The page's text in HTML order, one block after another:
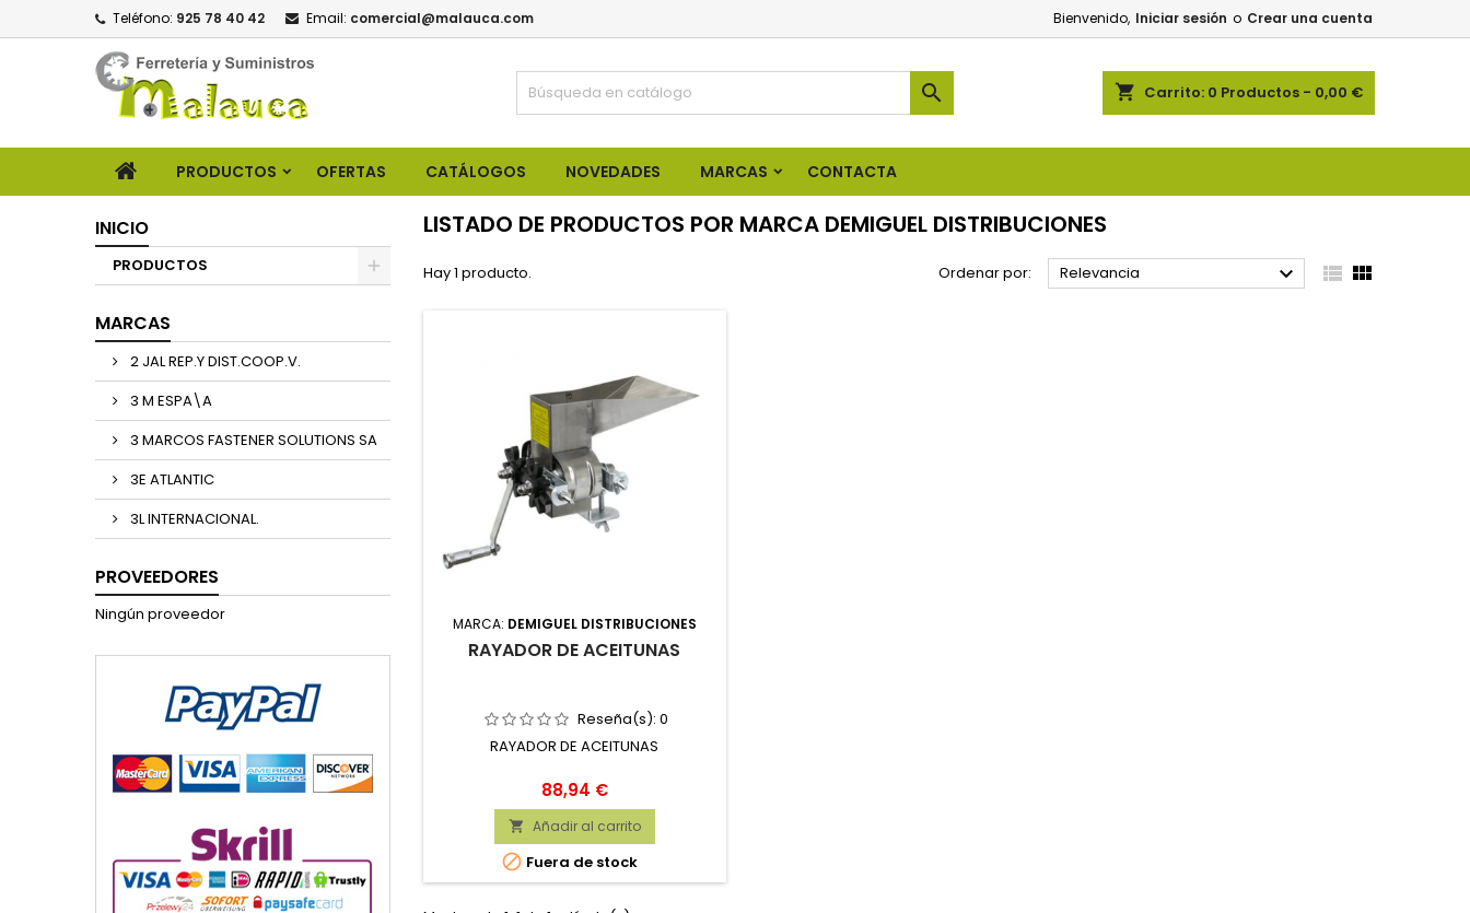
Teléfono: 925 78 40 42 Email: comercial@malauca.com Bienvenido, Iniciar sesión o Crear una cuenta
shopping_cart Carrito: 0 Productos - 0,00 €

PRODUCTOS OFERTAS CATÁLOGOS NOVEDADES MARCAS CONTACTA
INICIO
PRODUCTOS
MARCAS
2 JAL REP.Y DIST.COOP.V.
3 M ESPA\A
3 MARCOS FASTENER SOLUTIONS SA
3E ATLANTIC
3L INTERNACIONAL.
PROVEEDORES
Ningún proveedor
LISTADO DE PRODUCTOS POR MARCA DEMIGUEL DISTRIBUCIONES
Hay 1 producto. Ordenar por: Relevancia   
MARCA: DEMIGUEL DISTRIBUCIONES
RAYADOR DE ACEITUNAS
Reseña(s):0
RAYADOR DE ACEITUNAS
Precio
88,94 €
 Añadir al carrito
 Fuera de stock